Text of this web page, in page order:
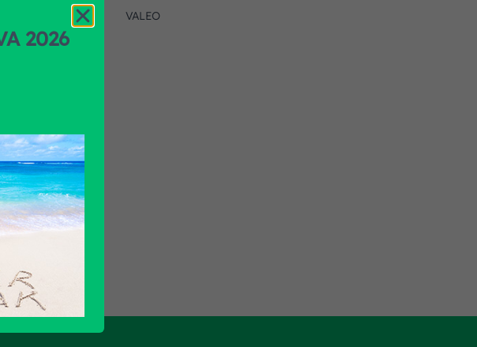
VALEO
2026